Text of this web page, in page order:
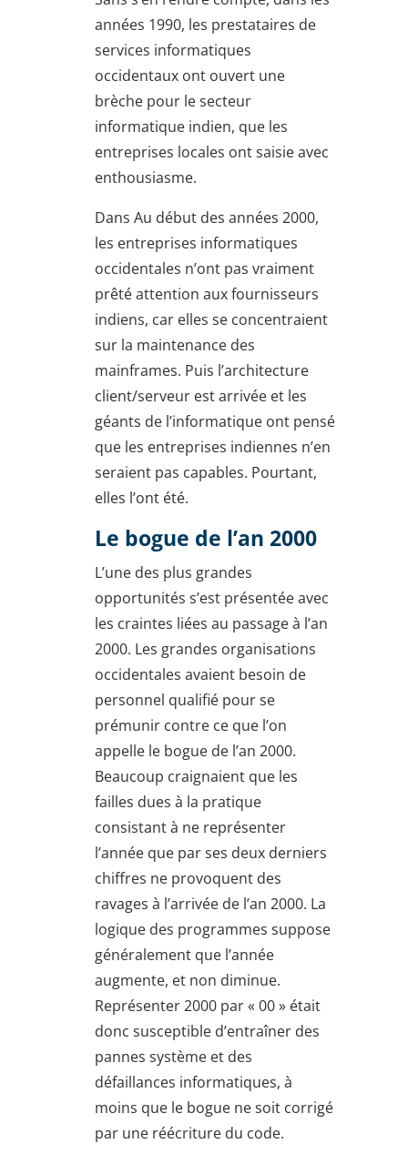
années 1990, les prestataires de
services informatiques
occidentaux ont ouvert une
brèche pour le secteur
informatique indien, que les
entreprises locales ont saisie avec
enthousiasme.
Dans Au début des années 2000,
les entreprises informatiques
occidentales n’ont pas vraiment
prêté attention aux fournisseurs
indiens, car elles se concentraient
sur la maintenance des
mainframes. Puis l’architecture
client/serveur est arrivée et les
géants de l’informatique ont pensé
que les entreprises indiennes n’en
seraient pas capables. Pourtant,
elles l’ont été.
Le bogue de l’an 2000
L’une des plus grandes
opportunités s’est présentée avec
les craintes liées au passage à l’an
2000. Les grandes organisations
occidentales avaient besoin de
personnel qualifié pour se
prémunir contre ce que l’on
appelle le bogue de l’an 2000.
Beaucoup craignaient que les
failles dues à la pratique
consistant à ne représenter
l’année que par ses deux derniers
chiffres ne provoquent des
ravages à l’arrivée de l’an 2000. La
logique des programmes suppose
généralement que l’année
augmente, et non diminue.
Représenter 2000 par « 00 » était
donc susceptible d’entraîner des
pannes système et des
défaillances informatiques, à
moins que le bogue ne soit corrigé
par une réécriture du code.